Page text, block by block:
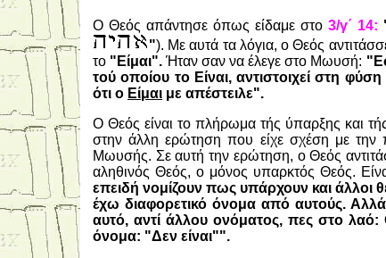
Ο Θεός απάντησε όπως είδαμε στο 3/γ΄ 14:
"). Με αυτά τα λόγια, ο Θεός
το "Είμαι". Ήταν σαν να έλεγε στο Μωυσή:
τού οποίου το Είναι, αντιστοιχεί στη
ότι ο Είμαι με απέστειλε".
Ο Θεός είναι το πλήρωμα τής ύπαρξης και
στην άλλη ερώτηση που είχε σχέση με την
Μωυσής. Σε αυτή την ερώτηση, ο Θεός
αληθινός Θεός, ο μόνος υπαρκτός Θεός.
επειδή νομίζουν πως υπάρχουν και άλλοι
έχω διαφορετικό όνομα από αυτούς.
αυτό, αντί άλλου ονόματος, πες στο λαό:
όνομα: "Δεν είναι"".